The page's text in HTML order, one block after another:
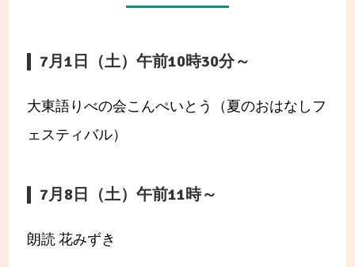
7月1日（土）午前10時30分～
大東語りべの会こんぺいとう（夏のおはなしフ
ェスティバル）
7月8日（土）午前11時～
朗読 花みずき